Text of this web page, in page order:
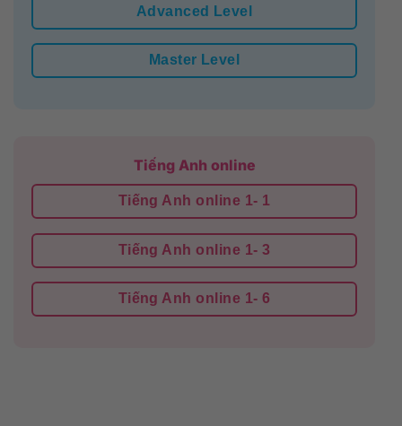
Advanced Level
Master Level
Tiếng Anh online
Tiếng Anh online 1- 1
Tiếng Anh online 1- 3
Tiếng Anh online 1- 6